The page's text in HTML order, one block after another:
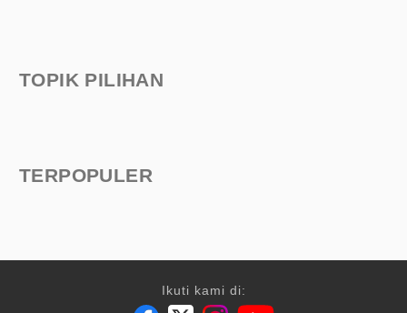
TOPIK PILIHAN
TERPOPULER
Ikuti kami di: